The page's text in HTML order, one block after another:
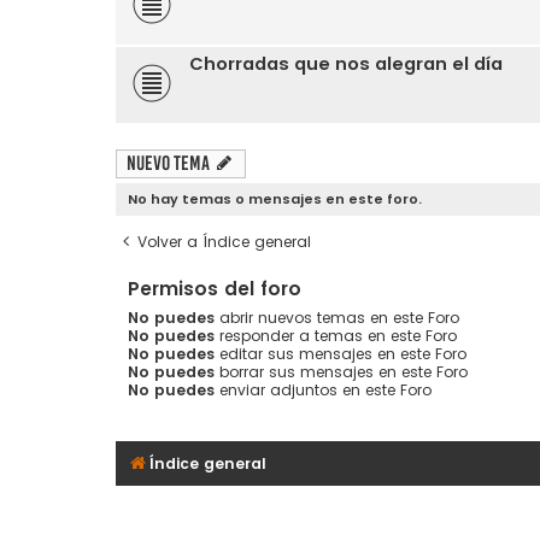
Chorradas que nos alegran el día
Nuevo Tema
No hay temas o mensajes en este foro.
Volver a Índice general
Permisos del foro
No puedes abrir nuevos temas en este Foro
No puedes responder a temas en este Foro
No puedes editar sus mensajes en este Foro
No puedes borrar sus mensajes en este Foro
No puedes enviar adjuntos en este Foro
Índice general